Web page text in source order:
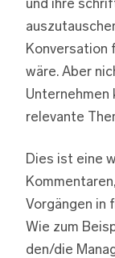
und ihre
Konversation
wäre. Aber
Unternehmen
relevante
Dies ist eine
Vorgängen in
Wie zum
den/die